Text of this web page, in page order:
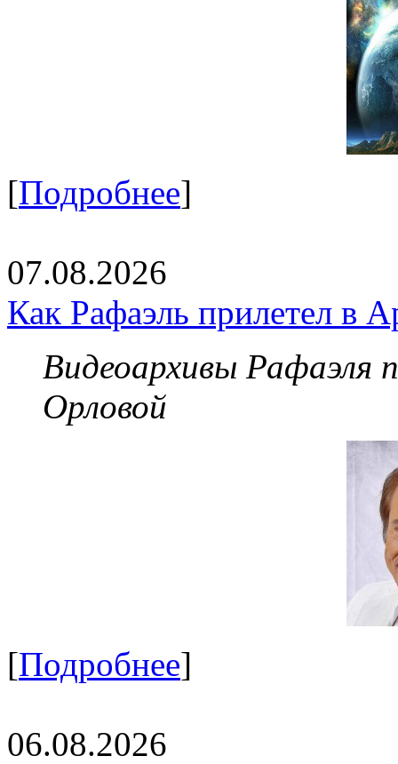
[Подробнее]
07.08.2026
Как Рафаэль прилетел в
Видеоархивы Рафаэля
Орловой
[Подробнее]
06.08.2026